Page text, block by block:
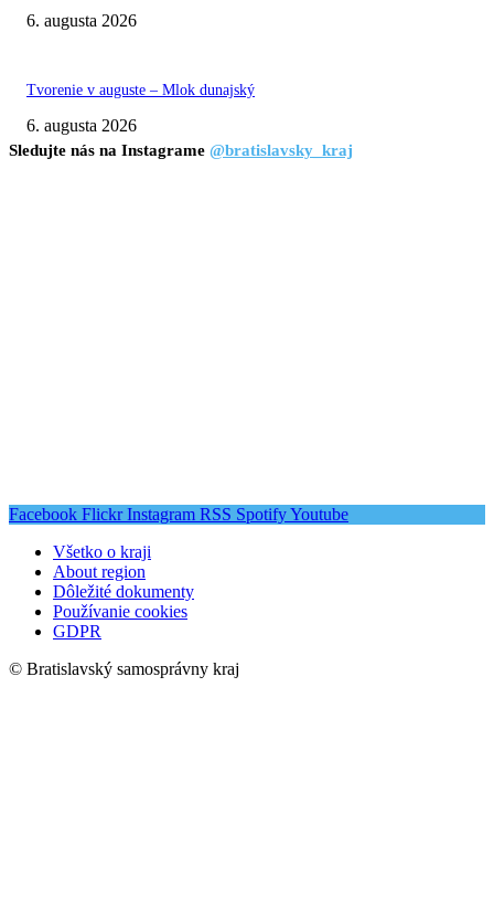
6. augusta 2026
Tvorenie v auguste – Mlok dunajský
6. augusta 2026
Sledujte nás na Instagrame @bratislavsky_kraj
Facebook Flickr Instagram RSS SpotifyYoutube
Všetko o kraji
About region
Dôležité dokumenty
Používanie cookies
GDPR
© Bratislavský samosprávny kraj